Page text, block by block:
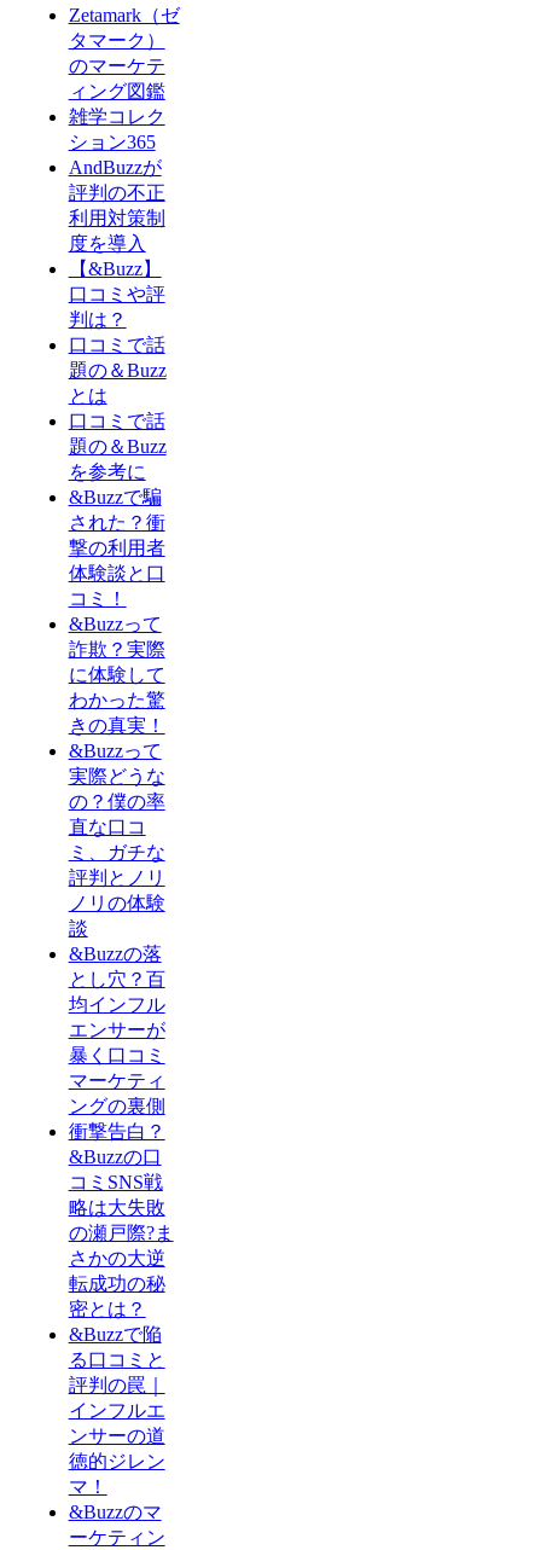
Zetamark（ゼ
タマーク）
のマーケテ
ィング図鑑
雑学コレク
ション365
AndBuzzが
評判の不正
利用対策制
度を導入
【&Buzz】
口コミや評
判は？
口コミで話
題の＆Buzz
とは
口コミで話
題の＆Buzz
を参考に
&Buzzで騙
された？衝
撃の利用者
体験談と口
コミ！
&Buzzって
詐欺？実際
に体験して
わかった驚
きの真実！
&Buzzって
実際どうな
の？僕の率
直な口コ
ミ、ガチな
評判とノリ
ノリの体験
談
&Buzzの落
とし穴？百
均インフル
エンサーが
暴く口コミ
マーケティ
ングの裏側
衝撃告白？
&Buzzの口
コミSNS戦
略は大失敗
の瀬戸際?ま
さかの大逆
転成功の秘
密とは？
&Buzzで陥
る口コミと
評判の罠｜
インフルエ
ンサーの道
徳的ジレン
マ！
&Buzzのマ
ーケティン